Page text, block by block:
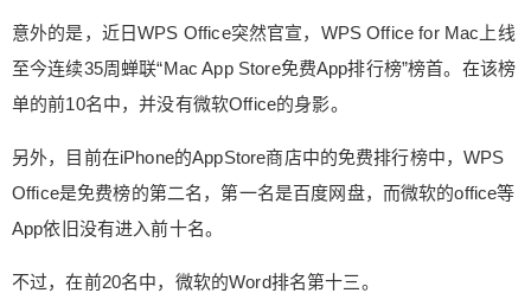
意外的是，近日WPS Office突然官宣，WPS Office for Mac上线
至今连续35周蝉联“Mac App Store免费App排行榜”榜首。在该榜
单的前10名中，并没有微软Office的身影。
另外，目前在iPhone的AppStore商店中的免费排行榜中，WPS
Office是免费榜的第二名，第一名是百度网盘，而微软的office等
App依旧没有进入前十名。
不过，在前20名中，微软的Word排名第十三。